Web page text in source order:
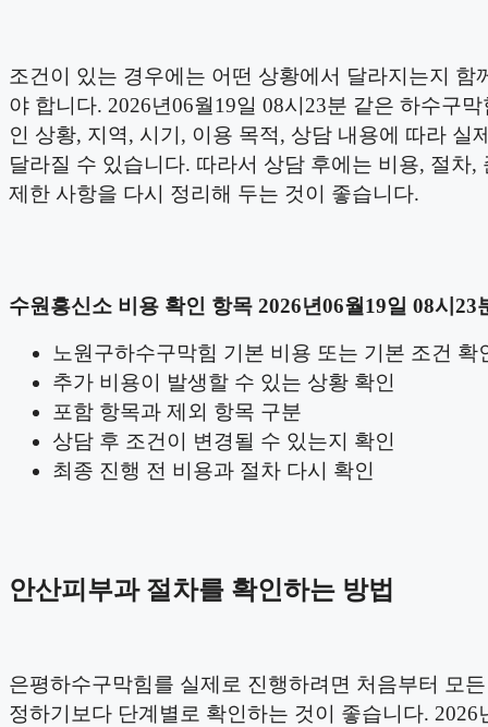
조건이 있는 경우에는 어떤 상황에서 달라지는지 함
야 합니다. 2026년06월19일 08시23분 같은 하수구
인 상황, 지역, 시기, 이용 목적, 상담 내용에 따라 실
달라질 수 있습니다. 따라서 상담 후에는 비용, 절차,
제한 사항을 다시 정리해 두는 것이 좋습니다.
수원흥신소 비용 확인 항목 2026년06월19일 08시23
노원구하수구막힘 기본 비용 또는 기본 조건 확
추가 비용이 발생할 수 있는 상황 확인
포함 항목과 제외 항목 구분
상담 후 조건이 변경될 수 있는지 확인
최종 진행 전 비용과 절차 다시 확인
안산피부과 절차를 확인하는 방법
은평하수구막힘를 실제로 진행하려면 처음부터 모
정하기보다 단계별로 확인하는 것이 좋습니다. 2026